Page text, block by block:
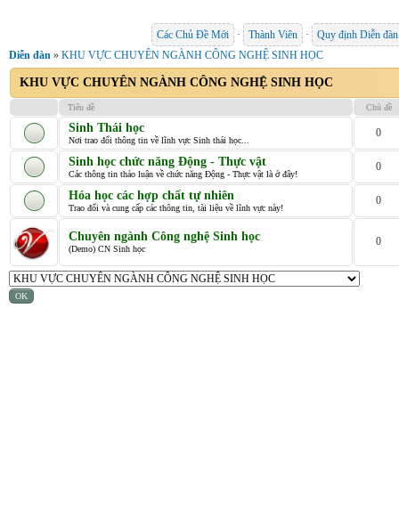
Các Chủ Đề Mới · Thành Viên ·
Quy định Diễn đàn
Diễn đàn » KHU VỰC CHUYÊN NGÀNH CÔNG NGHỆ SINH HỌC
KHU VỰC CHUYÊN NGÀNH CÔNG NGHỆ SINH HỌC
Tiêu đề Chủ đề
Sinh Thái học
Nơi trao đổi thông tin về lĩnh vực Sinh thái học...
0
Sinh học chức năng Động - Thực vật
Các thông tin thảo luận về chức năng Động - Thực vật là ở đây!
0
Hóa học các hợp chất tự nhiên
Trao đổi và cung cấp các thông tin, tài liệu về lĩnh vực này!
0
Chuyên ngành Công nghệ Sinh học
(Demo) CN Sinh học
0